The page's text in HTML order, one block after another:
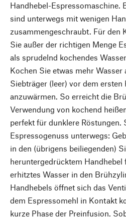
Handhebel-Espressomaschine.
sind unterwegs mit wenigen
zusammengeschraubt. Für den
Sie außer der richtigen Menge
als sprudelnd kochendes
Kochen Sie etwas mehr
Siebträger (leer) vor dem ersten
anzuwärmen. So erreicht die
Verwendung von kochend
perfekt für dunklere
Espressogenuss unterwegs:
in den (übrigens beiliegenden)
heruntergedrücktem Handhebel
erhitztes Wasser in den
Handhebels öffnet sich das
dem Espressomehl in Kontakt
kurze Phase der Preinfusion.